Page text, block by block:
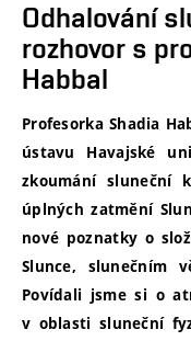
Odhalování
rozhovor s
Habbal
Profesorka Shadia
ústavu Havajské
zkoumání sluneční
úplných zatmění
nové poznatky o
Slunce, slunečním
Povídali jsme si o
v oblasti sluneční